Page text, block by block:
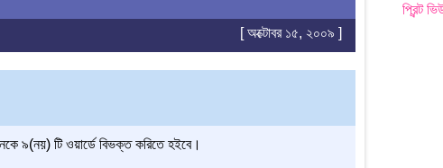
প্রিন্ট
[ অক্টোবর ১৫, ২০০৯ ]
৯(নয়) টি ওয়ার্ডে বিভক্ত করিতে হইবে।